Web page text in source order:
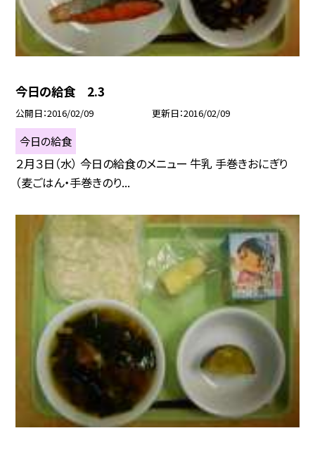
今日の給食 2.3
公開日 2016/02/09 更新日 2016/02/09
今日の給食
２月３日（水） 今日の給食のメニュー 牛乳 手巻きおにぎり
（麦ごはん・手巻きのり...